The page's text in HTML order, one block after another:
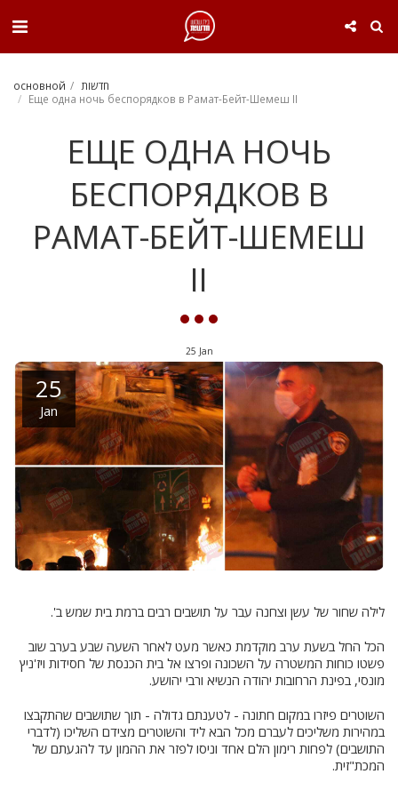
основной
חדשות
Еще одна ночь беспорядков в Рамат-Бейт-Шемеш II
ЕЩЕ ОДНА НОЧЬ
БЕСПОРЯДКОВ В
РАМАТ-БЕЙТ-ШЕМЕШ
II
25 Jan
25
Jan
לילה שחור של עשן וצחנה עבר על תושבים רבים ברמת בית שמש ב'.
הכל החל בשעת ערב מוקדמת כאשר מעט לאחר השעה שבע בערב שוב
פשטו כוחות המשטרה על השכונה ופרצו אל בית הכנסת של חסידות ויז'ניץ
מונסי, בפינת הרחובות יהודה הנשיא ורבי יהושע.
השוטרים פיזרו במקום חתונה - לטענתם גדולה - תוך שתושבים שהתקבצו
במהירות משליכים לעברם מכל הבא ליד והשוטרים מצידם השליכו (לדברי
התושבים) לפחות רימון הלם אחד וניסו לפזר את ההמון עד להגעתם של
המכת"זית.